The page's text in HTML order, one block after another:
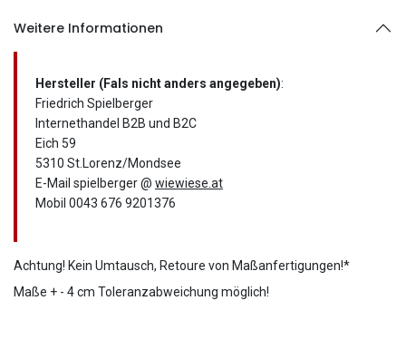
Weitere Informationen
Hersteller (Fals nicht anders angegeben):
Friedrich Spielberger
Internethandel B2B und B2C
Eich 59
5310 St.Lorenz/Mondsee
E-Mail spielberger @ wiewiese.at
Mobil 0043 676 9201376
Achtung! Kein Umtausch, Retoure von Maßanfertigungen!*
Maße + - 4 cm Toleranzabweichung möglich!